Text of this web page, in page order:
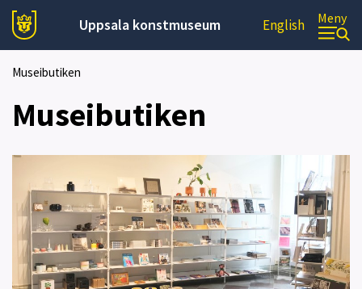
Uppsala konstmuseum English Meny
Museibutiken
Museibutiken